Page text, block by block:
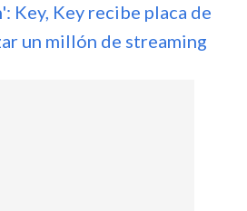
Key, Key recibe placa de
un millón de streaming